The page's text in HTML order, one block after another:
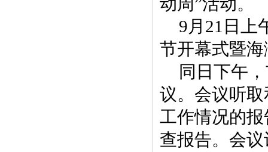
9月21日上
节开幕式暨
同日下午
议。会议听
工作情况的
查报告。会